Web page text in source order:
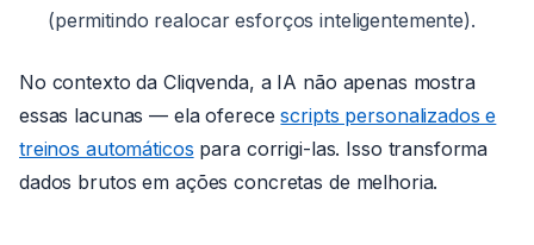
(permitindo realocar esforços inteligentemente).
No contexto da Cliqvenda, a IA não apenas mostra
essas lacunas — ela oferecescripts personalizados e
treinos automáticos para corrigi-las. Isso transforma
dados brutos em ações concretas de melhoria.